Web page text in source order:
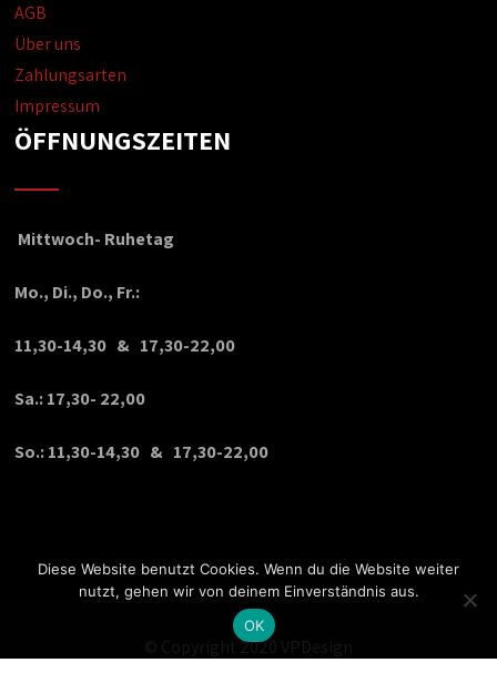
AGB
Über uns
Zahlungsarten
Impressum
ÖFFNUNGSZEITEN
Mittwoch- Ruhetag
Mo., Di., Do., Fr.:
11,30-14,30 & 17,30-22,00
Sa.: 17,30- 22,00
So.: 11,30-14,30 & 17,30-22,00
© Copyright 2020 VPDesign
Diese Website benutzt Cookies. Wenn du die Website weiter
nutzt, gehen wir von deinem Einverständnis aus.
OK